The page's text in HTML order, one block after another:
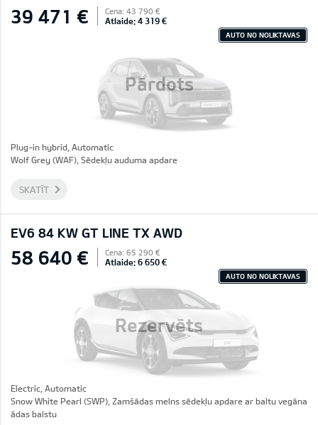
Pārdots
39 471 € Cena: 43 790 €
Atlaide: 4 319 €
AUTO NO NOLIKTAVAS
Plug-in hybrid, Automatic
Wolf Grey (WAF), Sēdekļu auduma apdare
SKATĪT
EV6 84 KW GT LINE TX AWD
Rezervēts
58 640 € Cena: 65 290 €
Atlaide: 6 650 €
AUTO NO NOLIKTAVAS
Electric, Automatic
Snow White Pearl (SWP), Zamšādas melns sēdekļu apdare ar baltu vegāna
ādas balstu